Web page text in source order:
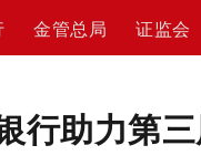
金管总局 证监会
行助力第